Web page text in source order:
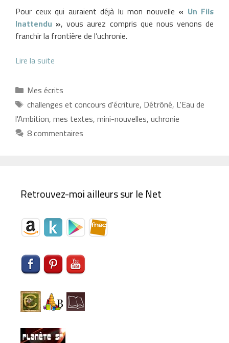
Pour ceux qui auraient déjà lu mon nouvelle « Un Fils
Inattendu », vous aurez compris que nous venons de
franchir la frontière de l’uchronie.
Lire la suite
Catégories
Mes écrits
Étiquettes
challenges et concours d'écriture, Détrôné, L'Eau de
l'Ambition, mes textes, mini-nouvelles, uchronie
8 commentaires
Retrouvez-moi ailleurs sur le Net